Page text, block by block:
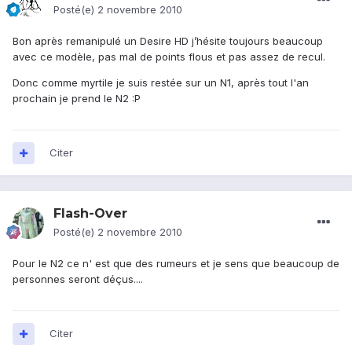
Posté(e) 2 novembre 2010
Bon après remanipulé un Desire HD j’hésite toujours beaucoup
avec ce modèle, pas mal de points flous et pas assez de recul.
Donc comme myrtile je suis restée sur un N1, après tout l'an
prochain je prend le N2 :P
Citer
Flash-Over
Posté(e) 2 novembre 2010
Pour le N2 ce n' est que des rumeurs et je sens que beaucoup de
personnes seront déçus....
Citer